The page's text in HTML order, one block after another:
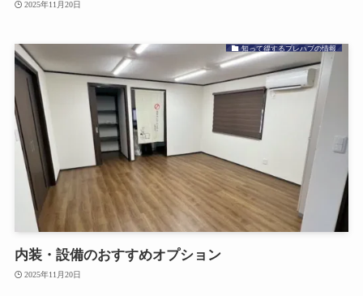
2025年11月20日
知って得するプレハブの情報
内装・設備のおすすめオプション
2025年11月20日